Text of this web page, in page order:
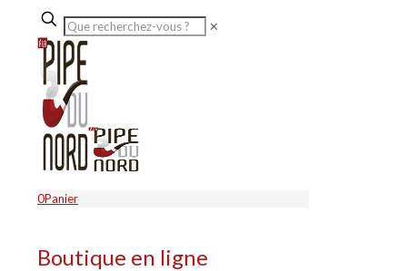
✕
0Panier
Boutique en ligne